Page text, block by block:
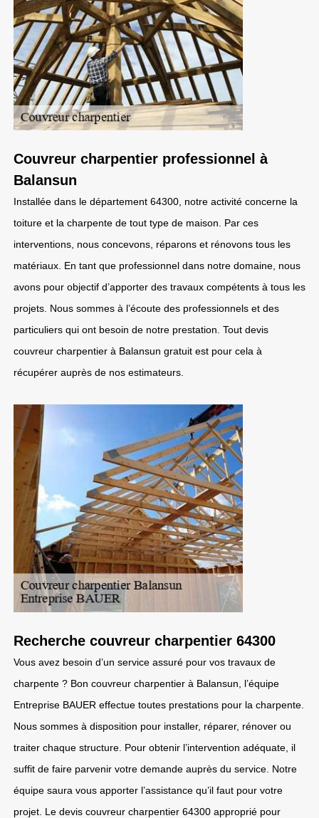
Couvreur charpentier professionnel à
Balansun
Installée dans le département 64300, notre activité concerne la
toiture et la charpente de tout type de maison. Par ces
interventions, nous concevons, réparons et rénovons tous les
matériaux. En tant que professionnel dans notre domaine, nous
avons pour objectif d’apporter des travaux compétents à tous les
projets. Nous sommes à l’écoute des professionnels et des
particuliers qui ont besoin de notre prestation. Tout devis
couvreur charpentier à Balansun gratuit est pour cela à
récupérer auprès de nos estimateurs.
Recherche couvreur charpentier 64300
Vous avez besoin d’un service assuré pour vos travaux de
charpente ? Bon couvreur charpentier à Balansun, l’équipe
Entreprise BAUER effectue toutes prestations pour la charpente.
Nous sommes à disposition pour installer, réparer, rénover ou
traiter chaque structure. Pour obtenir l’intervention adéquate, il
suffit de faire parvenir votre demande auprès du service. Notre
équipe saura vous apporter l’assistance qu’il faut pour votre
projet. Le devis couvreur charpentier 64300 approprié pour